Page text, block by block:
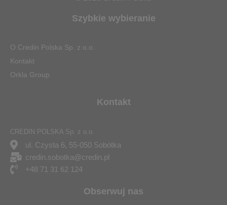
Szybkie wybieranie
O Credin Polska Sp. z o.o.
Kontakt
Orkla Group
Kontakt
CREDIN POLSKA Sp. z o.o.
ul. Czysta 6, 55-050 Sobótka
credin.sobotka@credin.pl
+48 71 31 62 124
Obserwuj nas